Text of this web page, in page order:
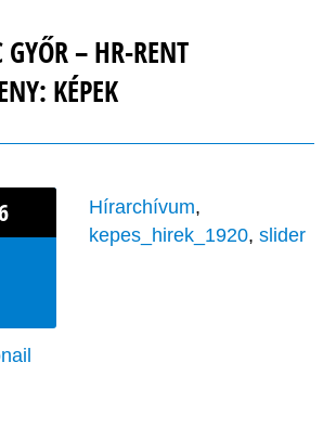
– HR-RENT
KÉPEK
Hírarchívum,
kepes_hirek_1920, slider